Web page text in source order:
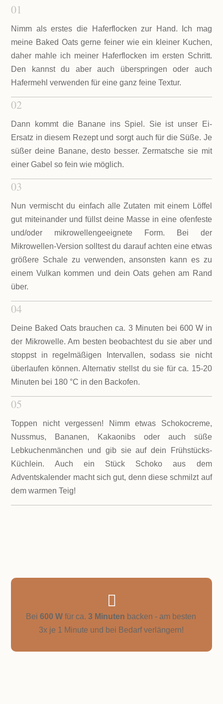
01
Nimm als erstes die Haferflocken zur Hand. Ich mag
meine Baked Oats gerne feiner wie ein kleiner Kuchen,
daher mahle ich meiner Haferflocken im ersten Schritt.
Den kannst du aber auch überspringen oder auch
Hafermehl verwenden für eine ganz feine Textur.
02
Dann kommt die Banane ins Spiel. Sie ist unser Ei-
Ersatz in diesem Rezept und sorgt auch für die Süße. Je
süßer deine Banane, desto besser. Zermatsche sie mit
einer Gabel so fein wie möglich.
03
Nun vermischt du einfach alle Zutaten mit einem Löffel
gut miteinander und füllst deine Masse in eine ofenfeste
und/oder mikrowellengeeignete Form. Bei der
Mikrowellen-Version solltest du darauf achten eine etwas
größere Schale zu verwenden, ansonsten kann es zu
einem Vulkan kommen und dein Oats gehen am Rand
über.
04
Deine Baked Oats brauchen ca. 3 Minuten bei 600 W in
der Mikrowelle. Am besten beobachtest du sie aber und
stoppst in regelmäßigen Intervallen, sodass sie nicht
überlaufen können. Alternativ stellst du sie für ca. 15-20
Minuten bei 180 °C in den Backofen.
05
Toppen nicht vergessen! Nimm etwas Schokocreme,
Nussmus, Bananen, Kakaonibs oder auch süße
Lebkuchenmänchen und gib sie auf dein Frühstücks-
Küchlein. Auch ein Stück Schoko aus dem
Adventskalender macht sich gut, denn diese schmilzt auf
dem warmen Teig!

Bei 600 W für ca. 3 Minuten backen - am besten
3x je 1 Minute und bei Bedarf verlängern!